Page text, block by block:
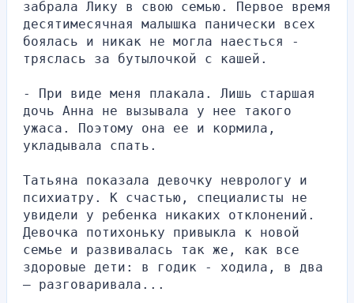
забрала Лику в свою семью. Первое время
десятимесячная малышка панически всех
боялась и никак не могла наесться -
тряслась за бутылочкой с кашей.
- При виде меня плакала. Лишь старшая
дочь Анна не вызывала у нее такого
ужаса. Поэтому она ее и кормила,
укладывала спать.
Татьяна показала девочку неврологу и
психиатру. К счастью, специалисты не
увидели у ребенка никаких отклонений.
Девочка потихоньку привыкла к новой
семье и развивалась так же, как все
здоровые дети: в годик - ходила, в два
— разговаривала...